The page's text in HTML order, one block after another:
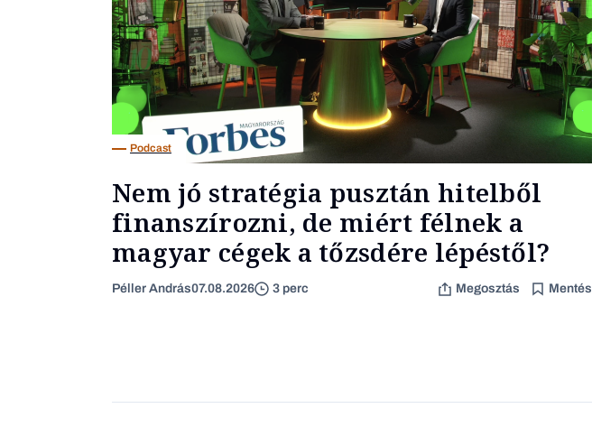
Podcast
Nem jó stratégia pusztán hitelből
finanszírozni, de miért félnek a
magyar cégek a tőzsdére lépéstől?
Péller András07.08.2026 3 perc Megosztás Mentés